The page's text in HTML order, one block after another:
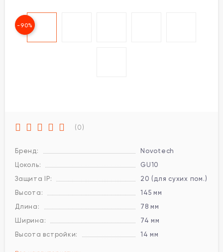
-90%
(0)
Бренд:
Novotech
Цоколь:
GU10
Защита IP:
20 (для сухих пом.)
Высота:
145 мм
Длина:
78 мм
Ширина:
74 мм
Высота встройки:
14 мм